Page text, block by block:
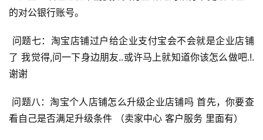
引
流
推
广
私
域
社
群
的对公银行账号。
了 我觉得,问一下身边朋友..或许马上就知道你该怎么做吧.!.
谢谢
看自己是否满足升级条件 （卖家中心 客户服务 里面有）